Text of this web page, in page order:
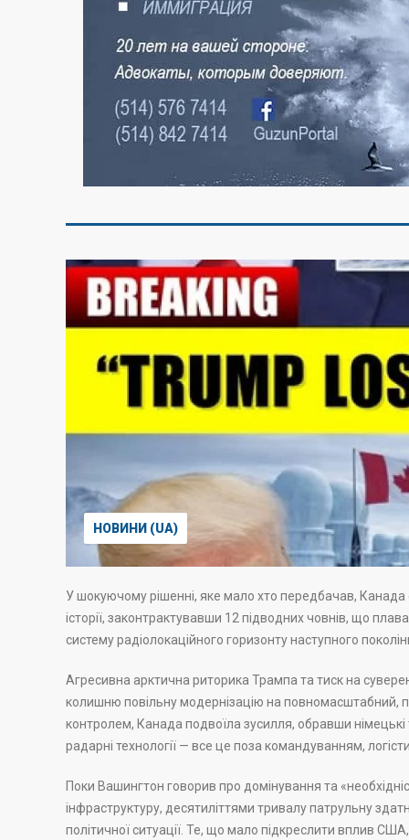
НОВИНИ (UA)
У шокуючому рішенні, яке мало хто передбачав, Канада
історії, законтрактувавши 12 підводних човнів, що
систему радіолокаційного горизонту наступного
Агресивна арктична риторика Трампа та тиск на
колишню повільну модернізацію на повномасштабний,
контролем, Канада подвоїла зусилля, обравши німецькі
радарні технології — все це поза командуванням,
Поки Вашингтон говорив про домінування та
інфраструктуру, десятиліттями тривалу патрульну
політичної ситуації. Те, що мало підкреслити вплив